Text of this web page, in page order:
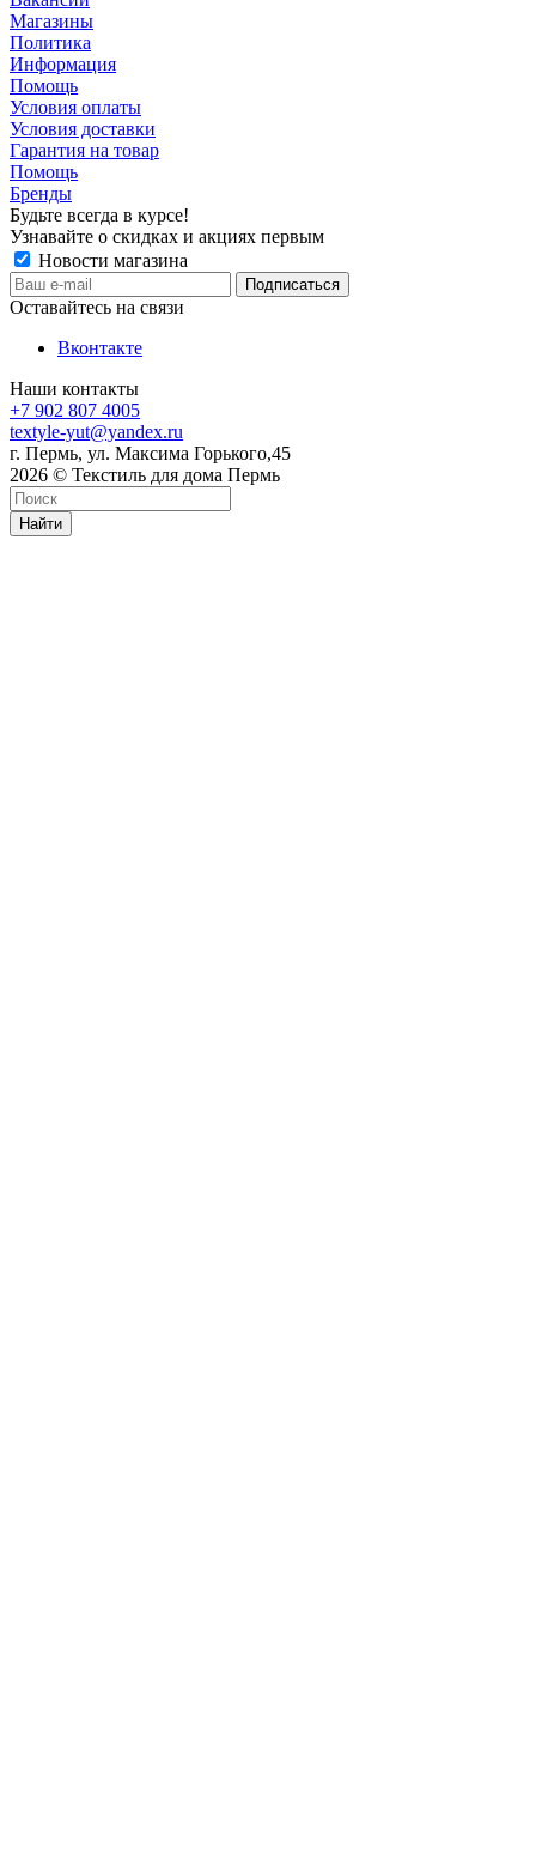
Магазины
Политика
Информация
Помощь
Условия оплаты
Условия доставки
Гарантия на товар
Помощь
Бренды
Будьте всегда в курсе!
Узнавайте о скидках и акциях первым
Новости магазина
Оставайтесь на связи
Вконтакте
Наши контакты
+7 902 807 4005
textyle-yut@yandex.ru
г. Пермь, ул. Максима Горького,45
2026 © Текстиль для дома Пермь
Найти